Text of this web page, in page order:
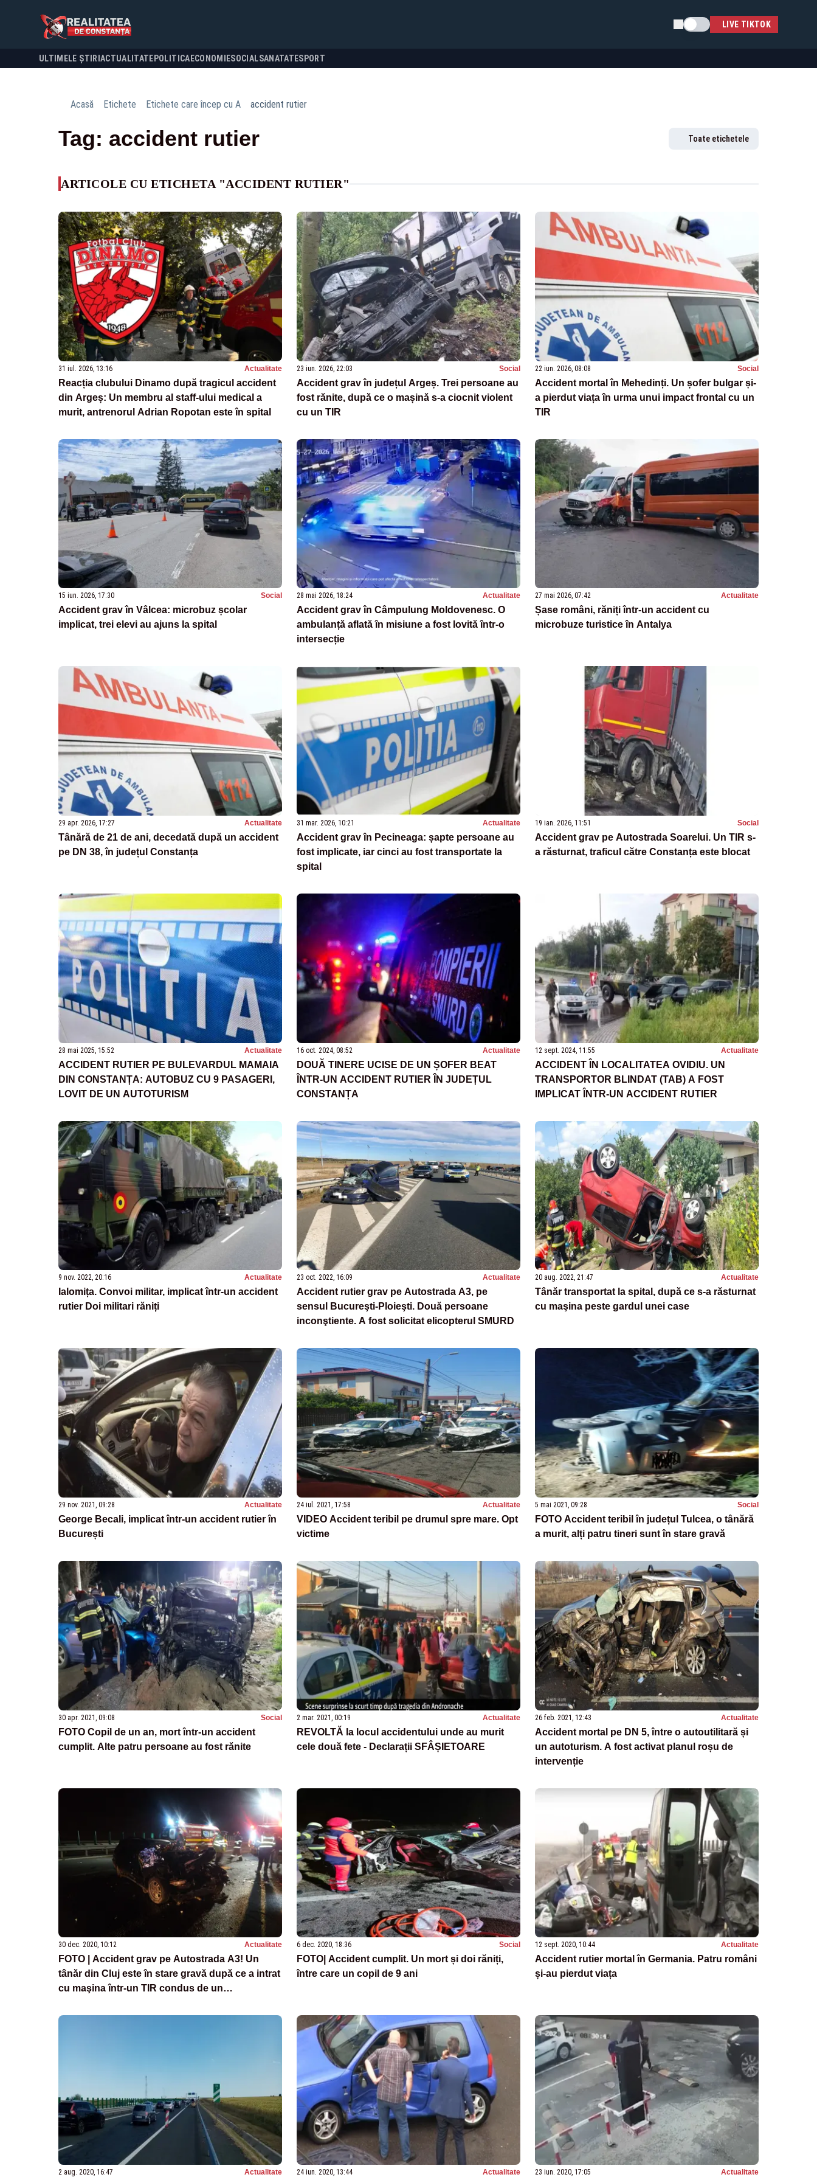
Schimba temaLIVE TIKTOK
ULTIMELE ȘTIRI ACTUALITATE POLITICA ECONOMIESOCIALSANATATESPORT
Acasă Etichete Etichete care încep cu A accident rutier
Tag: accident rutier Toate etichetele
ARTICOLE CU ETICHETA "ACCIDENT RUTIER"
31 iul. 2026, 13:16 Actualitate
Reacția clubului Dinamo după tragicul accident
din Argeș: Un membru al staff-ului medical a
murit, antrenorul Adrian Ropotan este în spital
23 iun. 2026, 22:03 Social
Accident grav în județul Argeș. Trei persoane au
fost rănite, după ce o mașină s-a ciocnit violent
cu un TIR
22 iun. 2026, 08:08 Social
Accident mortal în Mehedinți. Un șofer bulgar și-
a pierdut viața în urma unui impact frontal cu un
TIR
15 iun. 2026, 17:30 Social
Accident grav în Vâlcea: microbuz școlar
implicat, trei elevi au ajuns la spital
28 mai 2026, 18:24 Actualitate
Accident grav în Câmpulung Moldovenesc. O
ambulanță aflată în misiune a fost lovită într-o
intersecție
27 mai 2026, 07:42 Actualitate
Șase români, răniți într-un accident cu
microbuze turistice în Antalya
29 apr. 2026, 17:27 Actualitate
Tânără de 21 de ani, decedată după un accident
pe DN 38, în județul Constanța
31 mar. 2026, 10:21 Actualitate
Accident grav în Pecineaga: șapte persoane au
fost implicate, iar cinci au fost transportate la
spital
19 ian. 2026, 11:51 Social
Accident grav pe Autostrada Soarelui. Un TIR s-
a răsturnat, traficul către Constanța este blocat
28 mai 2025, 15:52 Actualitate
ACCIDENT RUTIER PE BULEVARDUL MAMAIA
DIN CONSTANȚA: AUTOBUZ CU 9 PASAGERI,
LOVIT DE UN AUTOTURISM
16 oct. 2024, 08:52 Actualitate
DOUĂ TINERE UCISE DE UN ȘOFER BEAT
ÎNTR-UN ACCIDENT RUTIER ÎN JUDEȚUL
CONSTANȚA
12 sept. 2024, 11:55 Actualitate
ACCIDENT ÎN LOCALITATEA OVIDIU. UN
TRANSPORTOR BLINDAT (TAB) A FOST
IMPLICAT ÎNTR-UN ACCIDENT RUTIER
9 nov. 2022, 20:16 Actualitate
Ialomița. Convoi militar, implicat într-un accident
rutier Doi militari răniți
23 oct. 2022, 16:09 Actualitate
Accident rutier grav pe Autostrada A3, pe
sensul Bucureşti-Ploieşti. Două persoane
inconştiente. A fost solicitat elicopterul SMURD
20 aug. 2022, 21:47 Actualitate
Tânăr transportat la spital, după ce s-a răsturnat
cu maşina peste gardul unei case
29 nov. 2021, 09:28 Actualitate
George Becali, implicat într-un accident rutier în
București
24 iul. 2021, 17:58 Actualitate
VIDEO Accident teribil pe drumul spre mare. Opt
victime
5 mai 2021, 09:28 Social
FOTO Accident teribil în județul Tulcea, o tânără
a murit, alți patru tineri sunt în stare gravă
30 apr. 2021, 09:08 Social
FOTO Copil de un an, mort într-un accident
cumplit. Alte patru persoane au fost rănite
2 mar. 2021, 00:19 Actualitate
REVOLTĂ la locul accidentului unde au murit
cele două fete - Declarații SFÂȘIETOARE
26 feb. 2021, 12:43 Actualitate
Accident mortal pe DN 5, între o autoutilitară și
un autoturism. A fost activat planul roșu de
intervenție
30 dec. 2020, 10:12 Actualitate
FOTO | Accident grav pe Autostrada A3! Un
tânăr din Cluj este în stare gravă după ce a intrat
cu maşina într-un TIR condus de un
6 dec. 2020, 18:36 Social
FOTO| Accident cumplit. Un mort și doi răniți,
între care un copil de 9 ani
12 sept. 2020, 10:44 Actualitate
Accident rutier mortal în Germania. Patru români
și-au pierdut viața
2 aug. 2020, 16:47 Actualitate 24 iun. 2020, 13:44 Actualitate 23 iun. 2020, 17:05 Actualitate